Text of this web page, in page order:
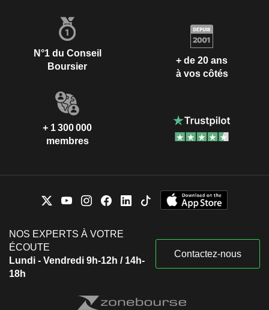
N°1 du Conseil
Boursier
+ de 20 ans
à vos côtés
+ 1 300 000
membres
NOS EXPERTS À VOTRE
ÉCOUTE
Lundi - Vendredi 9h-12h / 14h-
18h
Contactez-nous